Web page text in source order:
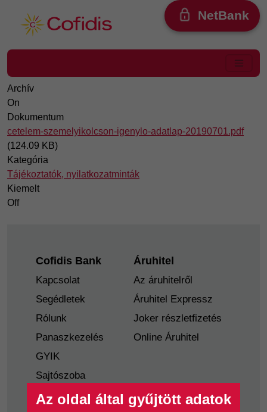
NetBank
Archív
On
Dokumentum
cetelem-szemelyikolcson-igenylo-adatlap-20190701.pdf
(124.09 KB)
Kategória
Tájékoztatók, nyilatkozatminták
Kiemelt
Off
Az oldal által gyűjtött adatok
Footer
Cofidis Bank
Kapcsolat
Segédletek
Rólunk
Panaszkezelés
GYIK
Sajtószoba
Nyilvánosságra
Áruhitel
Az áruhitelről
Áruhitel Expressz
Joker részletfizetés
Online Áruhitel